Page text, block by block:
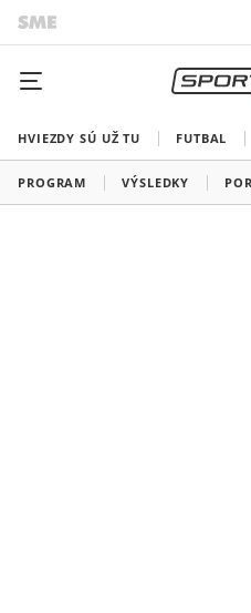
HVIEZDY SÚ UŽ TU FUTBAL
PROGRAM VÝSLEDKY